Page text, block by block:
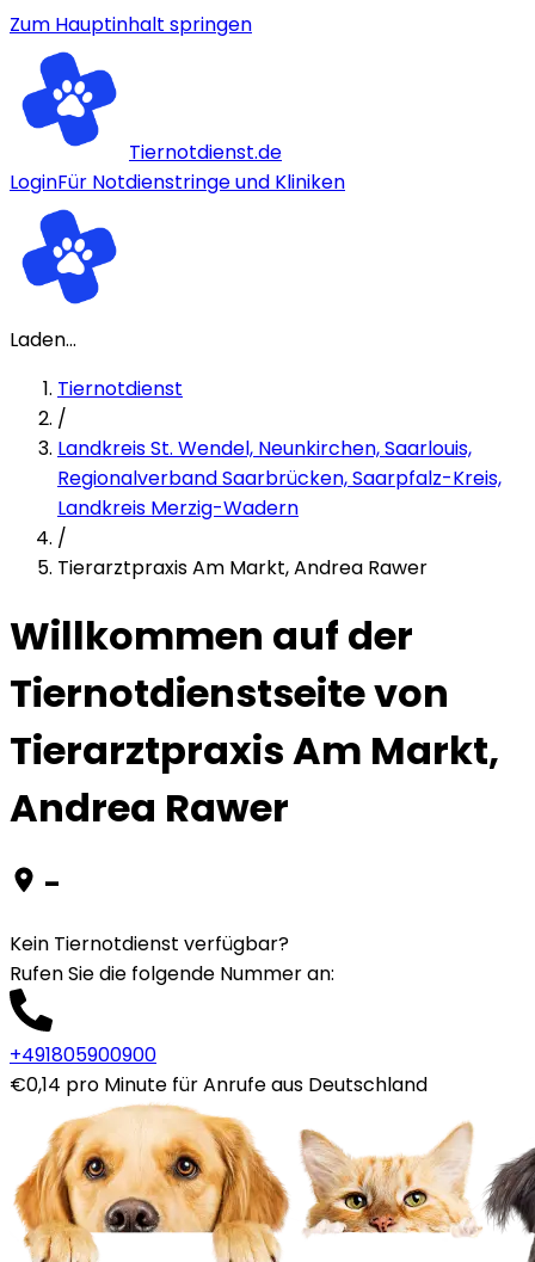
Zum Hauptinhalt springen
Tiernotdienst.de
LoginFür Notdienstringe und Kliniken
Laden...
Tiernotdienst
/
Landkreis St. Wendel, Neunkirchen, Saarlouis,
Regionalverband Saarbrücken, Saarpfalz-Kreis,
Landkreis Merzig-Wadern
/
Tierarztpraxis Am Markt, Andrea Rawer
Willkommen auf der
Tiernotdienstseite von
Tierarztpraxis Am Markt,
Andrea Rawer
-
Kein Tiernotdienst verfügbar?
Rufen Sie die folgende Nummer an:
+491805900900
€0,14 pro Minute für Anrufe aus Deutschland